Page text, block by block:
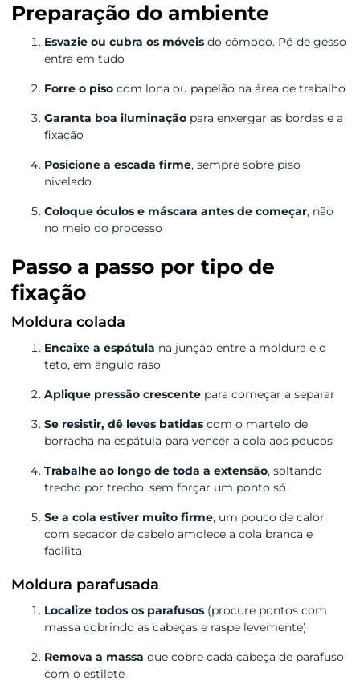
Preparação do ambiente
Esvazie ou cubra os móveisdo cômodo. Pó de gesso
entra em tudo
Forre o pisocom lona ou papelão na área de trabalho
Garanta boa iluminaçãopara enxergar as bordas e a
fixação
Posicione a escada firme, sempre sobre piso
nivelado
Coloque óculos e máscara antes de começar, não
no meio do processo
Passo a passo por tipo de
fixação
Moldura colada
Encaixe a espátula na junção entre a moldura e o
teto, em ângulo raso
Aplique pressão crescentepara começar a separar
Se resistir, dê leves batidascom o martelo de
borracha na espátula para vencer a cola aos poucos
Trabalhe ao longo de toda a extensão, soltando
trecho por trecho, sem forçar um ponto só
Se a cola estiver muito firme, um pouco de calor
com secador de cabelo amolece a cola branca e
facilita
Moldura parafusada
Localize todos os parafusos(procure pontos com
massa cobrindo as cabeças e raspe levemente)
Remova a massa que cobre cada cabeça de parafuso
com o estilete